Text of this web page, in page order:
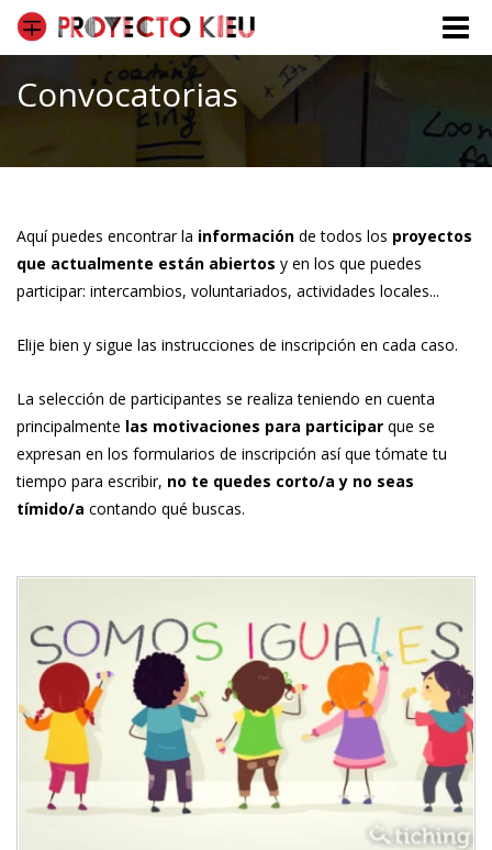
Toggle
Convocatorias
Aquí puedes encontrar la información de todos los proyectos
que actualmente están abiertos y en los que puedes
participar: intercambios, voluntariados, actividades locales...
Elije bien y sigue las instrucciones de inscripción en cada caso.
La selección de participantes se realiza teniendo en cuenta
principalmente las motivaciones para participar que se
expresan en los formularios de inscripción así que tómate tu
tiempo para escribir, no te quedes corto/a y no seas
tímido/a contando qué buscas.